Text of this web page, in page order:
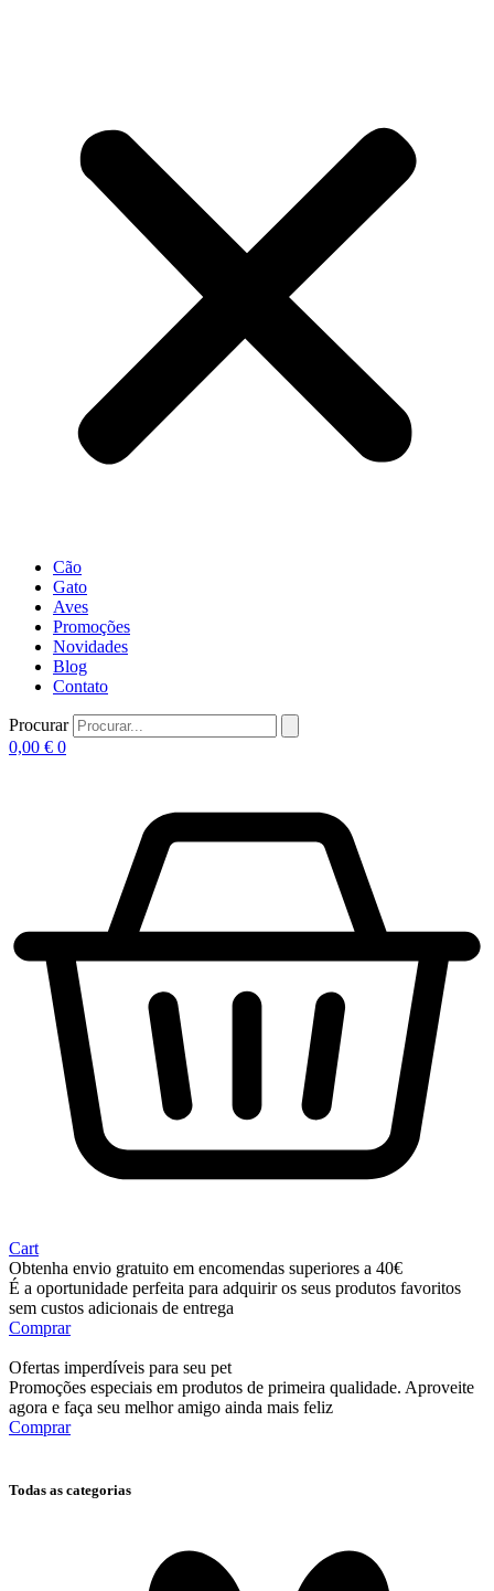
Cão
Gato
Aves
Promoções
Novidades
Blog
Contato
Procurar
0,00 € 0
Cart
Obtenha envio gratuito em encomendas superiores a 40€
É a oportunidade perfeita para adquirir os seus produtos favoritos
sem custos adicionais de entrega
Comprar
Ofertas imperdíveis para seu pet
Promoções especiais em produtos de primeira qualidade. Aproveite
agora e faça seu melhor amigo ainda mais feliz
Comprar
Todas as categorias